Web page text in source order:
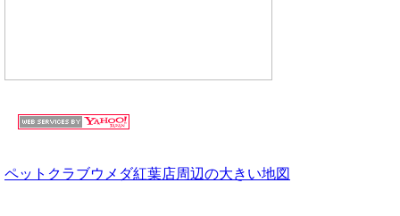
ペットクラブウメダ紅葉店周辺の大きい地図